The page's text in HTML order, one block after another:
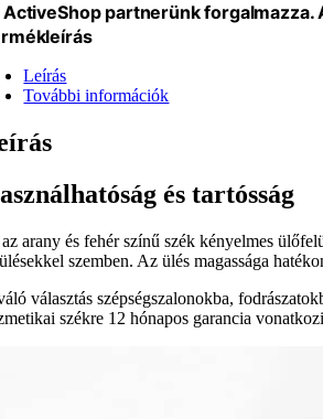
ActiveShop partnerünk
Leírás
További információk
és tartósság
arany és fehér színű szék kényelmes
szemben. Az ülés magassága
választás szépségszalonokba,
székre 12 hónapos garancia